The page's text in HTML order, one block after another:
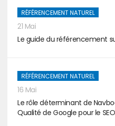
RÉFÉRENCEMENT NATUREL
21 Mai
Le guide du référencement
RÉFÉRENCEMENT NATUREL
16 Mai
Le rôle déterminant de
Qualité de Google pour le SEO